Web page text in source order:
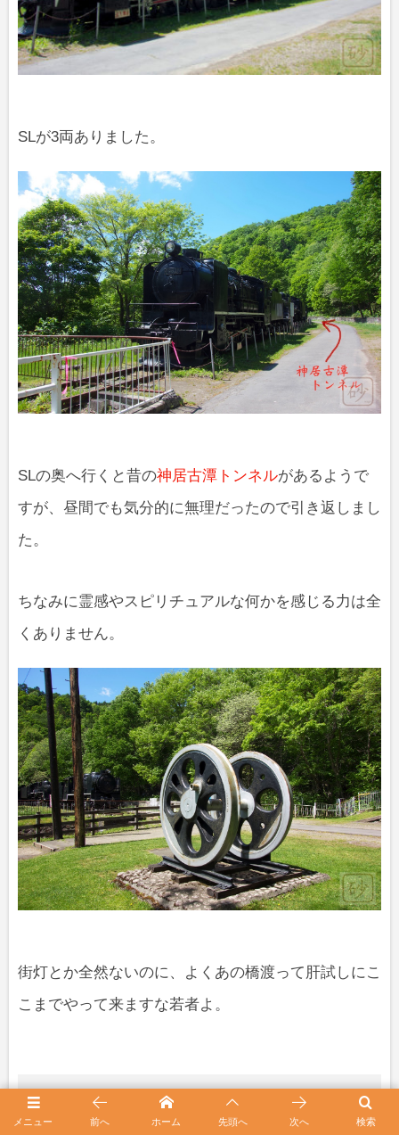
SLが3両ありました。
SLの奥へ行くと昔の神居古潭トンネルがあるようで
すが、昼間でも気分的に無理だったので引き返しまし
た。
ちなみに霊感やスピリチュアルな何かを感じる力は全
くありません。
街灯とか全然ないのに、よくあの橋渡って肝試しにこ
こまでやって来ますな若者よ。
神居古潭 旧神居古潭駅舎
メニュー 検索
前へ ホーム 先頭へ 次へ